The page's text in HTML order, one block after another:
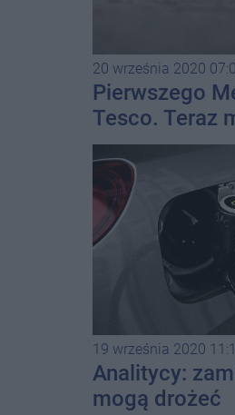
20 września 2020
Pierwszego
Tesco. Teraz
19 września 2020
Analitycy:
mogą drożeć